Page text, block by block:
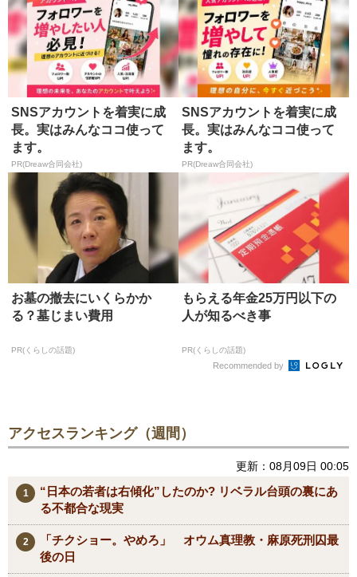
SNSアカウントを着実に成
長。実はみんなココ使って
ます。
PR(Dreaw合同会社)
SNSアカウントを着実に成
長。実はみんなココ使って
ます。
PR(Dreaw合同会社)
お墓の撤去にいくらかか
る？墓じまい費用
PR(くらしの話題)
もらえる年金25万円以下の
人が知るべき事
PR(くらしの話題)
Recommended by
アクセスランキング（週間）
更新：08月09日 00:05
“日本の若者は右傾化”したのか? リベラル台頭の裏にあ
る不都合な現実
「チクショー。やめろ」 オウム真理教・麻原死刑囚最
後の日